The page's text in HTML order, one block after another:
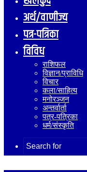
अर्थ/वाणीज्य
पत्र-पत्रिका
विविध
राशिफल
विज्ञान/प्राविधि
विचार
कला/साहित्य
मनोरञ्जन
अन्तर्वार्ता
पत्र-पत्रिका
धर्म/संस्कृति